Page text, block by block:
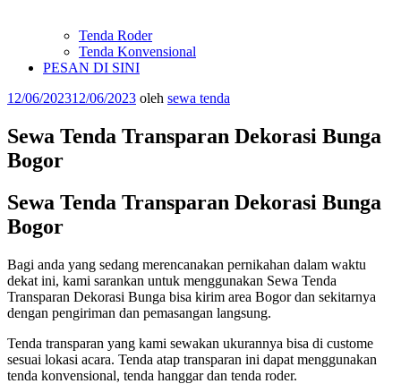
Tenda Roder
Tenda Konvensional
PESAN DI SINI
Diposkan
12/06/202312/06/2023 oleh sewa tenda
Sewa Tenda Transparan Dekorasi Bunga
Bogor
Sewa Tenda Transparan Dekorasi Bunga
Bogor
Bagi anda yang sedang merencanakan pernikahan dalam waktu
dekat ini, kami sarankan untuk menggunakan Sewa Tenda
Transparan Dekorasi Bunga bisa kirim area Bogor dan sekitarnya
dengan pengiriman dan pemasangan langsung.
Tenda transparan yang kami sewakan ukurannya bisa di custome
sesuai lokasi acara. Tenda atap transparan ini dapat menggunakan
tenda konvensional, tenda hanggar dan tenda roder.